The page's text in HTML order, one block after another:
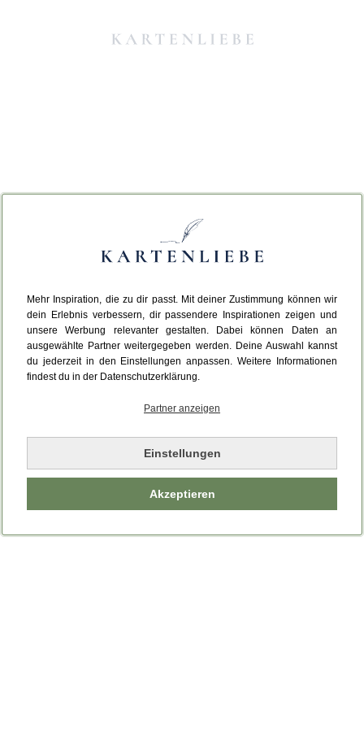
Mehr Inspiration, die zu dir passt. Mit deiner Zustimmung können wir
dein Erlebnis verbessern, dir passendere Inspirationen zeigen und
unsere Werbung relevanter gestalten. Dabei können Daten an
ausgewählte Partner weitergegeben werden. Deine Auswahl kannst
du jederzeit in den Einstellungen anpassen. Weitere Informationen
findest du in der Datenschutzerklärung.
Partner anzeigen
Einstellungen
Akzeptieren
Da ist etwas schiefgelaufen.
Leider ist ein technischer Fehler aufgetreten.
Bitte laden Sie die Seite neu.